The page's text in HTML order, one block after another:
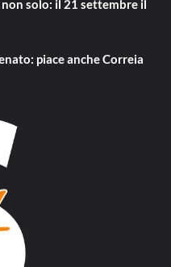
solo: il 21 settembre il
piace anche Correia